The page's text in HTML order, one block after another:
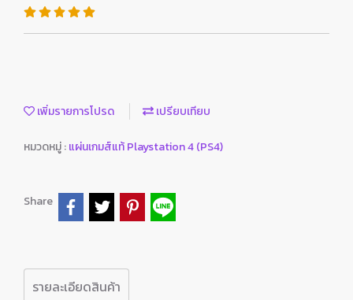
เพิ่มรายการโปรด เปรียบเทียบ
หมวดหมู่ :แผ่นเกมส์แท้ Playstation 4 (PS4)
Share
รายละเอียดสินค้า